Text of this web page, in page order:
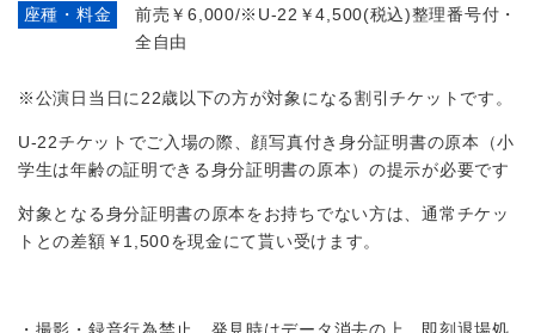
座種・料金
前売￥6,000/※U-22￥4,500(税込)整理番号付・
全自由
※公演日当日に22歳以下の方が対象になる割引チケットです。
U-22チケットでご入場の際、顔写真付き身分証明書の原本（小
学生は年齢の証明できる身分証明書の原本）の提示が必要です
対象となる身分証明書の原本をお持ちでない方は、通常チケッ
トとの差額￥1,500を現金にて貰い受けます。
・撮影・録音行為禁止、発見時はデータ消去の上、即刻退場処